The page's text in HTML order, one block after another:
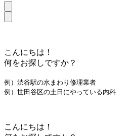
こんにちは！
何をお探しですか？
例）渋谷駅の水まわり修理業者
例）世田谷区の土日にやっている内科
こんにちは！